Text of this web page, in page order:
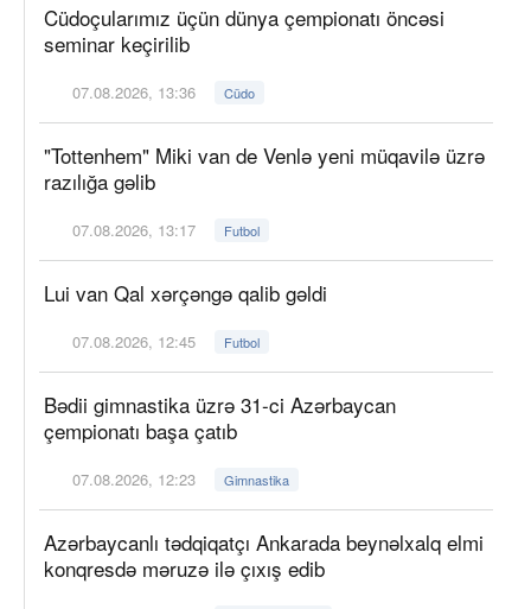
Cüdoçularımız üçün dünya çempionatı öncəsi
seminar keçirilib
07.08.2026, 13:36 Cüdo
"Tottenhem" Miki van de Venlə yeni müqavilə üzrə
razılığa gəlib
07.08.2026, 13:17 Futbol
Lui van Qal xərçəngə qalib gəldi
07.08.2026, 12:45 Futbol
Bədii gimnastika üzrə 31-ci Azərbaycan
çempionatı başa çatıb
07.08.2026, 12:23 Gimnastika
Azərbaycanlı tədqiqatçı Ankarada beynəlxalq elmi
konqresdə məruzə ilə çıxış edib